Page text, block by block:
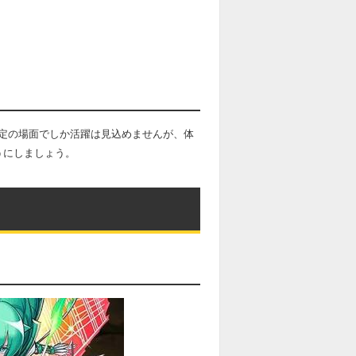
の場面でしか活躍は見込めませんが、体
しましょう。